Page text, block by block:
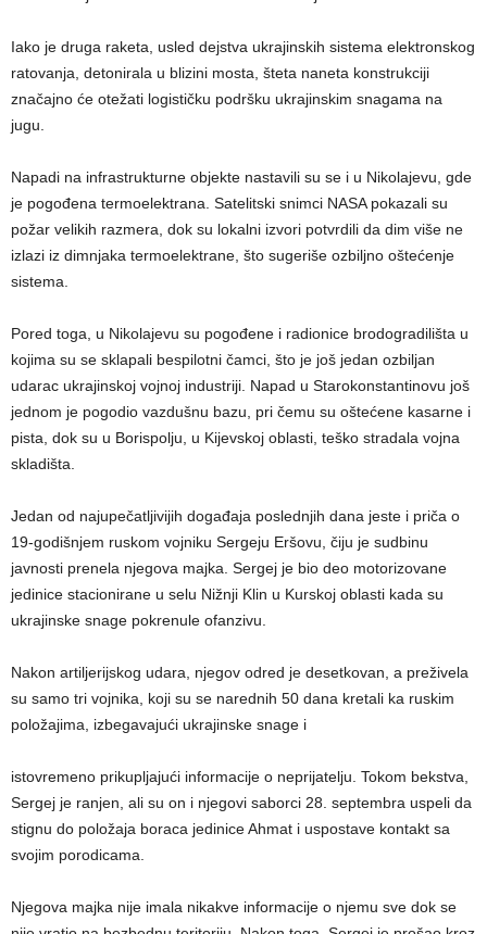
Iako je druga raketa, usled dejstva ukrajinskih sistema elektronskog
ratovanja, detonirala u blizini mosta, šteta naneta konstrukciji
značajno će otežati logističku podršku ukrajinskim snagama na
jugu.
Napadi na infrastrukturne objekte nastavili su se i u Nikolajevu, gde
je pogođena termoelektrana. Satelitski snimci NASA pokazali su
požar velikih razmera, dok su lokalni izvori potvrdili da dim više ne
izlazi iz dimnjaka termoelektrane, što sugeriše ozbiljno oštećenje
sistema.
Pored toga, u Nikolajevu su pogođene i radionice brodogradilišta u
kojima su se sklapali bespilotni čamci, što je još jedan ozbiljan
udarac ukrajinskoj vojnoj industriji. Napad u Starokonstantinovu još
jednom je pogodio vazdušnu bazu, pri čemu su oštećene kasarne i
pista, dok su u Borispolju, u Kijevskoj oblasti, teško stradala vojna
skladišta.
Jedan od najupečatljivijih događaja poslednjih dana jeste i priča o
19-godišnjem ruskom vojniku Sergeju Eršovu, čiju je sudbinu
javnosti prenela njegova majka. Sergej je bio deo motorizovane
jedinice stacionirane u selu Nižnji Klin u Kurskoj oblasti kada su
ukrajinske snage pokrenule ofanzivu.
Nakon artiljerijskog udara, njegov odred je desetkovan, a preživela
su samo tri vojnika, koji su se narednih 50 dana kretali ka ruskim
položajima, izbegavajući ukrajinske snage i
istovremeno prikupljajući informacije o neprijatelju. Tokom bekstva,
Sergej je ranjen, ali su on i njegovi saborci 28. septembra uspeli da
stignu do položaja boraca jedinice Ahmat i uspostave kontakt sa
svojim porodicama.
Njegova majka nije imala nikakve informacije o njemu sve dok se